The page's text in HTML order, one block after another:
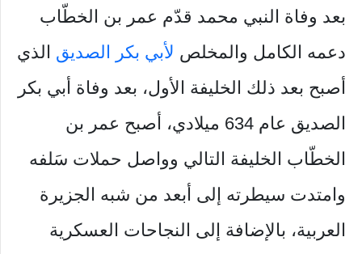
بعد وفاة النبي محمد قدّم عمر بن الخطّاب
دعمه الكامل والمخلص لأبي بكر الصديق الذي
أصبح بعد ذلك الخليفة الأول، بعد وفاة أبي بكر
الصديق عام 634 ميلادي، أصبح عمر بن
الخطّاب الخليفة التالي وواصل حملات سَلفه
وامتدت سيطرته إلى أبعد من شبه الجزيرة
العربية، بالإضافة إلى النجاحات العسكرية